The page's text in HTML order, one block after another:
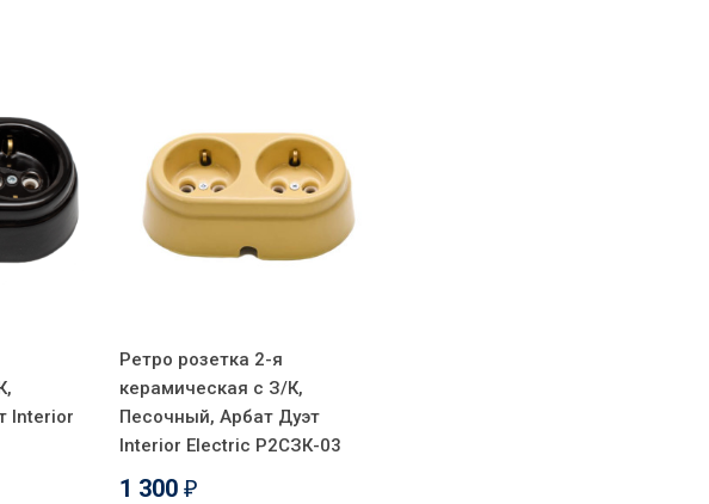
Interior
Ретро розетка 2-я
керамическая с З/К,
Песочный, Арбат Дуэт
Interior Electric Р2СЗК-03
1 300 ₽